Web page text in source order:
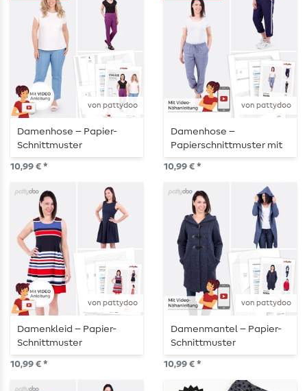
von pattydoo
Damenhose – Papier-
Schnittmuster
10,99 € *
von pattydoo
Damenhose –
Papierschnittmuster mit
Videoanleitung
10,99 € *
von pattydoo
Damenkleid – Papier-
Schnittmuster
10,99 € *
von pattydoo
Damenmantel – Papier-
Schnittmuster
10,99 € *